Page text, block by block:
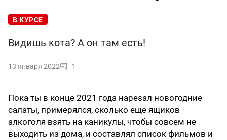
В КУРСЕ
Видишь кота? А он там есть!
13 января 2022 1
Пока ты в конце 2021 года нарезал новогодние
салаты, примерялся, сколько еще ящиков
алкоголя взять на каникулы, чтобы совсем не
выходить из дома, и составлял список фильмов и